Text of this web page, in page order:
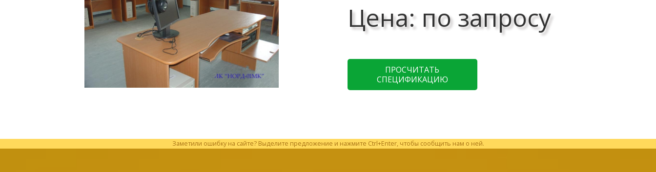
Цена: по запросу
ПРОСЧИТАТЬ
СПЕЦИФИКАЦИЮ
Заметили ошибку на сайте? Выделите предложение и нажмите Ctrl+Enter, чтобы сообщить нам о ней.